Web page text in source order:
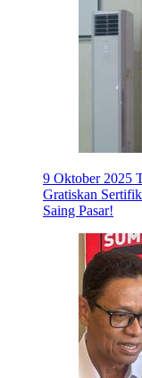
9 Oktober 2025
Gratiskan
Saing Pasar!